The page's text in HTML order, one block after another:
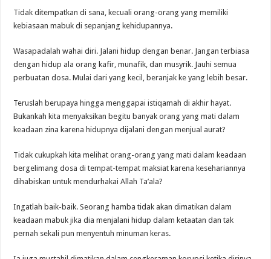
Tidak ditempatkan di sana, kecuali orang-orang yang memiliki
kebiasaan mabuk di sepanjang kehidupannya.
Wasapadalah wahai diri. Jalani hidup dengan benar. Jangan terbiasa
dengan hidup ala orang kafir, munafik, dan musyrik. Jauhi semua
perbuatan dosa. Mulai dari yang kecil, beranjak ke yang lebih besar.
Teruslah berupaya hingga menggapai istiqamah di akhir hayat.
Bukankah kita menyaksikan begitu banyak orang yang mati dalam
keadaan zina karena hidupnya dijalani dengan menjual aurat?
Tidak cukupkah kita melihat orang-orang yang mati dalam keadaan
bergelimang dosa di tempat-tempat maksiat karena kesehariannya
dihabiskan untuk mendurhakai Allah Ta’ala?
Ingatlah baik-baik. Seorang hamba tidak akan dimatikan dalam
keadaan mabuk jika dia menjalani hidup dalam ketaatan dan tak
pernah sekali pun menyentuh minuman keras.